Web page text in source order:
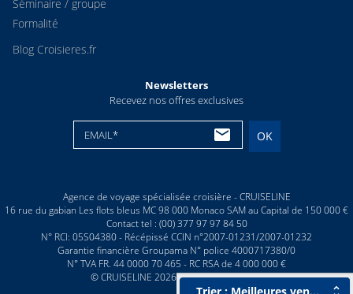
Séminaire / groupe
Formalité
Blog Croisieres.fr
Newsletters
Recevez nos offres exclusives
EMAIL* OK
Agence de voyage spécialisée croisière - CRUISELINE
16 rue du gabian Les flots bleus MC 98 000 Monaco SAM au Capital de 150 000 €
Contact tel : (00) 377 97 97 84 50
N° RCI: 05S04380 - Récépissé CCIN n°2007-01231/2007-01232
Garantie financière Groupama N° police 4000717380/0
N° TVA FR. 44 0000 70 465 - RC RSA de 4 000 000 €
© CRUISELINE 2026 - all rights reserved